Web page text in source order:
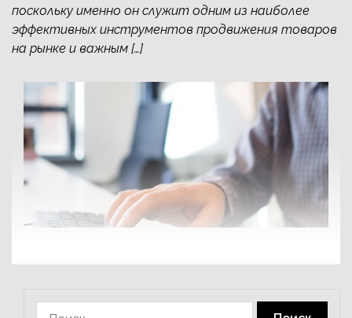
поскольку именно он служит одним из наиболее
эффективных инструментов продвижения товаров
на рынке и важным […]